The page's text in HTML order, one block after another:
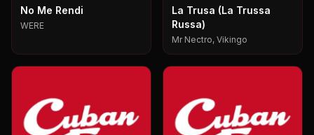
No Me Rendi
WERE
La Trusa (La Trussa
Russa)
Mr Nectro, Vikingo